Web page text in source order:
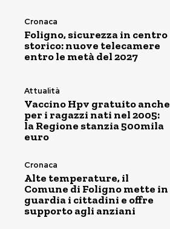
Cronaca
Foligno, sicurezza in centro
storico: nuove telecamere
entro le metà del 2027
Attualità
Vaccino Hpv gratuito anche
per i ragazzi nati nel 2005:
la Regione stanzia 500mila
euro
Cronaca
Alte temperature, il
Comune di Foligno mette in
guardia i cittadini e offre
supporto agli anziani